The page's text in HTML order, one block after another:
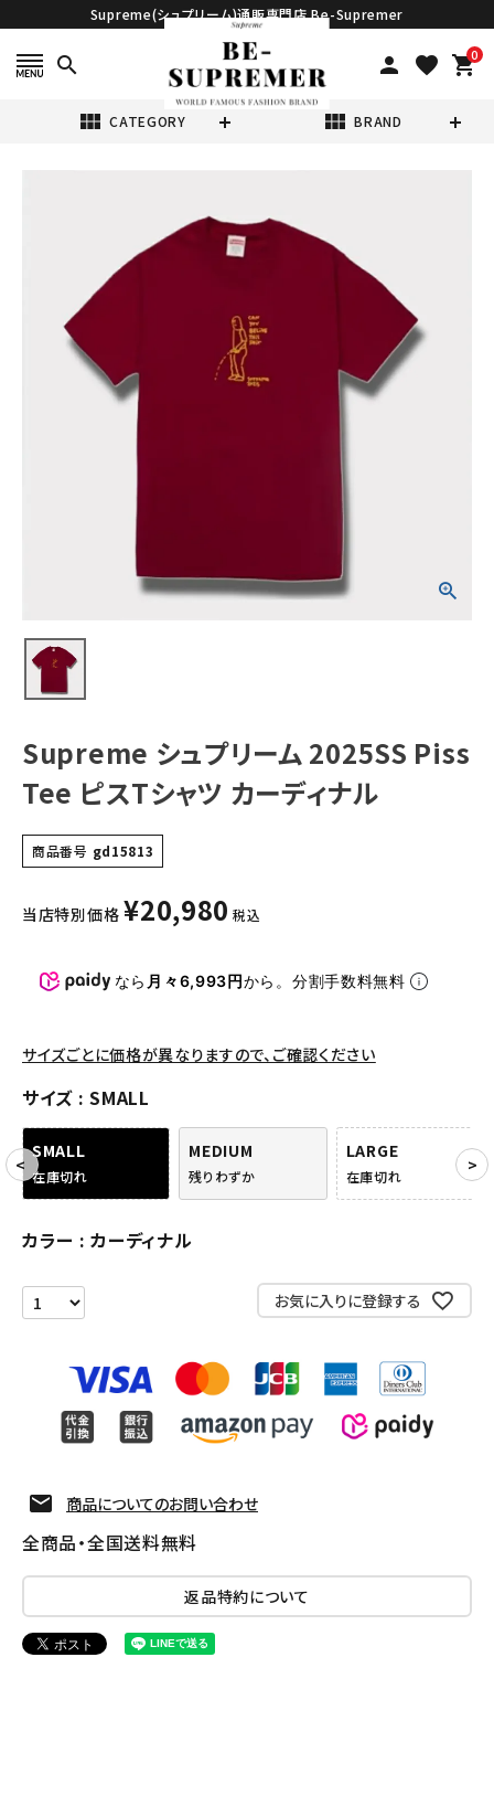
Supreme(シュプリーム)通販専門店 Be-Supremer
search person favorite 0
shopping_cart
view_module CATEGORY view_module BRAND
Tシャツ・ロングスリーブ
パーカー・トレーナー
キャップ・ハット
バックパック・リュック
その他バッグ類
パンツ・ショーツ
COLLABORATION BRAND
SEASON
CONTENTS
ようこそ ゲスト 様
Follow us
Supreme シュプリーム 2025SS Piss
Tee ピスTシャツ カーディナル
商品番号 gd15813
当店特別価格 ¥20,980 税込
なら 月々6,993円から。分割手数料無料
サイズごとに価格が異なりますので、ご確認ください
サイズ SMALL
SMALL
在庫切れ
MEDIUM
残りわずか
LARGE
在庫切れ
カラー カーディナル
お気に入りに登録する
商品についてのお問い合わせ
全商品・全国送料無料
返品特約について